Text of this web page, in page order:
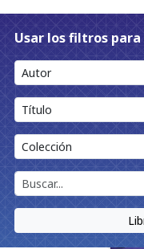
Usar los filtros